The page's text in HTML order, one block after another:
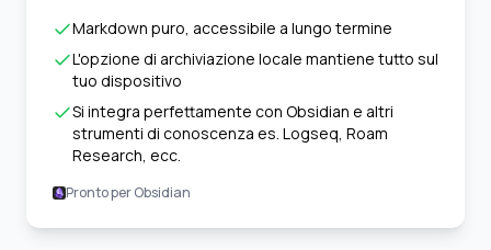
Markdown puro, accessibile a lungo termine
L'opzione di archiviazione locale mantiene tutto sul
tuo dispositivo
Si integra perfettamente con Obsidian e altri
strumenti di conoscenza es. Logseq, Roam
Research, ecc.
Pronto per Obsidian